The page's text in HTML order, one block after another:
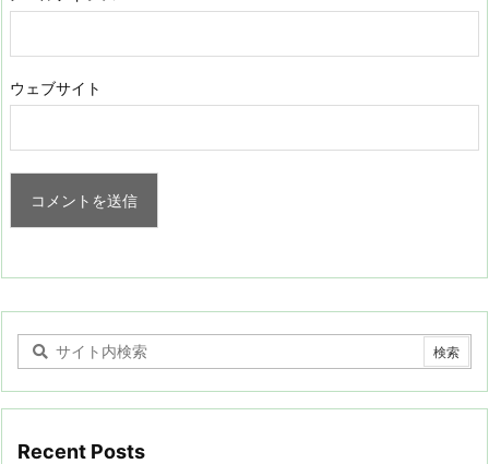
ウェブサイト
Recent Posts